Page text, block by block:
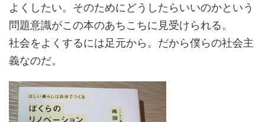
よくしたい。そのためにどうしたらいいのかという
問題意識がこの本のあちこちに見受けられる。
社会をよくするには足元から。だから僕らの社会主
義なのだ。